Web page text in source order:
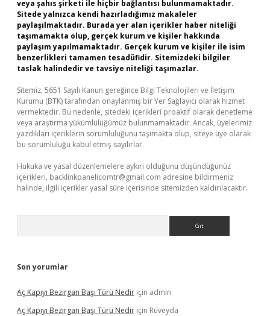
veya şahıs şirketi ile hiçbir bağlantısı bulunmamaktadır.
Sitede yalnızca kendi hazırladığımız makaleler
paylaşılmaktadır. Burada yer alan içerikler haber niteliği
taşımamakta olup, gerçek kurum ve kişiler hakkında
paylaşım yapılmamaktadır. Gerçek kurum ve kişiler ile isim
benzerlikleri tamamen tesadüfidir. Sitemizdeki bilgiler
taslak halindedir ve tavsiye niteliği taşımazlar.
Sitemiz, 5651 Sayılı Kanun gereğince Bilgi Teknolojileri ve İletişim
Kurumu (BTK) tarafından onaylanmış bir Yer Sağlayıcı olarak hizmet
vermektedir. Bu nedenle, sitedeki içerikleri proaktif olarak denetleme
veya araştırma yükümlülüğümüz bulunmamaktadır. Ancak, üyelerimiz
yazdıkları içeriklerin sorumluluğunu taşımakta olup, siteye üye olarak
bu sorumluluğu kabul etmiş sayılırlar.
Hukuka ve yasal düzenlemelere aykırı olduğunu düşündüğünüz
içerikleri, backlinkpanelicomtr@gmail.com adresine bildirmeniz
halinde, ilgili içerikler yasal süre içerisinde sitemizden kaldırılacaktır.
Son yorumlar
Aç Kapıyı Bezirgan Başı Türü Nedir için admin
Aç Kapıyı Bezirgan Başı Türü Nedir için Rüveyda